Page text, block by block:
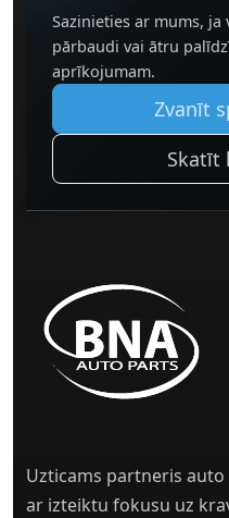
Sazinieties ar mums,
pārbaudi vai ātru
aprīkojumam.
Zvanīt
Skatīt
Uzticams partneris
ar izteiktu fokusu uz